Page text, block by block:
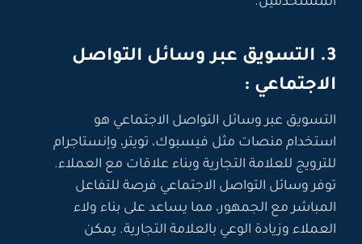
3. التسويق عبر وسائل التواصل
الاجتماعي :
التسويق عبر وسائل التواصل الاجتماعي هو
استخدام منصات مثل فيسبوك، تويتر، وإنستاجرام
للترويج للعلامة التجارية وبناء علاقات مع العملاء.
توفر وسائل التواصل الاجتماعي فرصة للتفاعل
المباشر مع الجمهور، مما يساعد على بناء ولاء
العملاء وزيادة الوعي بالعلامة التجارية. يمكن